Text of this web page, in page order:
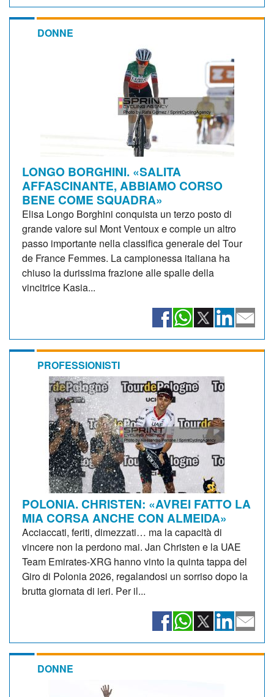
DONNE
LONGO BORGHINI. «SALITA
AFFASCINANTE, ABBIAMO CORSO
BENE COME SQUADRA»
Elisa Longo Borghini conquista un terzo posto di
grande valore sul Mont Ventoux e compie un altro
passo importante nella classifica generale del Tour
de France Femmes. La campionessa italiana ha
chiuso la durissima frazione alle spalle della
vincitrice Kasia...
PROFESSIONISTI
POLONIA. CHRISTEN: «AVREI FATTO LA
MIA CORSA ANCHE CON ALMEIDA»
Acciaccati, feriti, dimezzati… ma la capacità di
vincere non la perdono mai. Jan Christen e la UAE
Team Emirates-XRG hanno vinto la quinta tappa del
Giro di Polonia 2026, regalandosi un sorriso dopo la
brutta giornata di ieri. Per il...
DONNE